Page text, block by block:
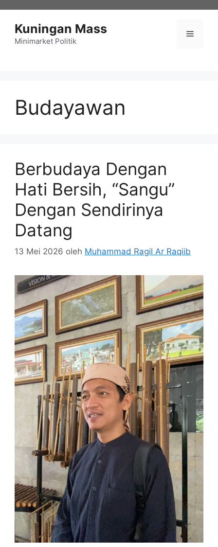
Kuningan Mass
Minimarket Politik
Menu
Budayawan
Berbudaya Dengan
Hati Bersih, “Sangu”
Dengan Sendirinya
Datang
13 Mei 2026 oleh Muhammad Ragil Ar Raqiib